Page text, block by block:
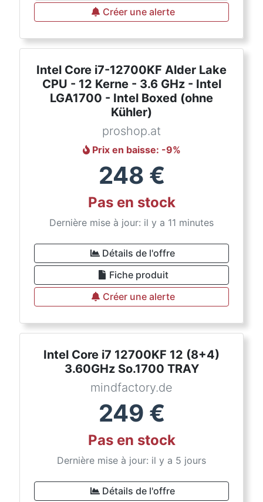
Créer une alerte
Intel Core i7-12700KF Alder Lake
CPU - 12 Kerne - 3.6 GHz - Intel
LGA1700 - Intel Boxed (ohne
Kühler)
proshop.at
Prix en baisse: -9%
248 €
Pas en stock
Dernière mise à jour: il y a 11 minutes
Détails de l'offre
Fiche produit
Créer une alerte
Intel Core i7 12700KF 12 (8+4)
3.60GHz So.1700 TRAY
mindfactory.de
249 €
Pas en stock
Dernière mise à jour: il y a 5 jours
Détails de l'offre